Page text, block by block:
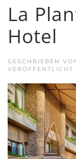
La
Hotel
GESCHRIEBEN
VERÖFFENTLICHT